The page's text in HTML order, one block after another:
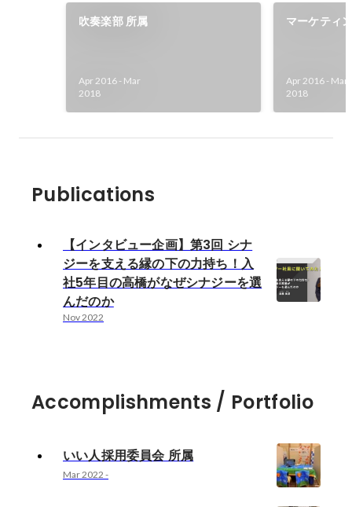
吹奏楽部 所属
Apr 2016 - Mar
2018
マーケティ
Apr 2016 - Mar
2018
Publications
【インタビュー企画】第3回 シナ
ジーを支える縁の下の力持ち！入
社5年目の高橋がなぜシナジーを選
んだのか
Nov 2022
Accomplishments / Portfolio
いい人採用委員会 所属
Mar 2022 -